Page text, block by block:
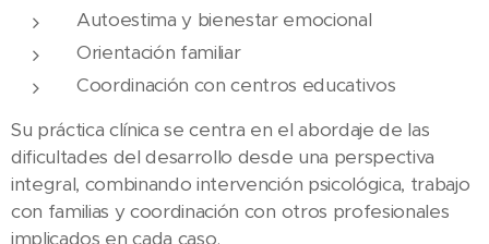
Autoestima y bienestar emocional
Orientación familiar
Coordinación con centros educativos
Su práctica clínica se centra en el abordaje de las
dificultades del desarrollo desde una perspectiva
integral, combinando intervención psicológica, trabajo
con familias y coordinación con otros profesionales
implicados en cada caso.